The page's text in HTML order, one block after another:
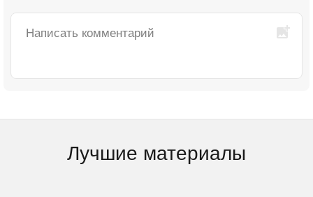
Лучшие материалы